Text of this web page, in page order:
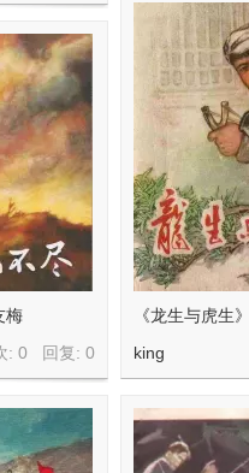
《龙生与虎生
king
梅
: 0 回复: 0